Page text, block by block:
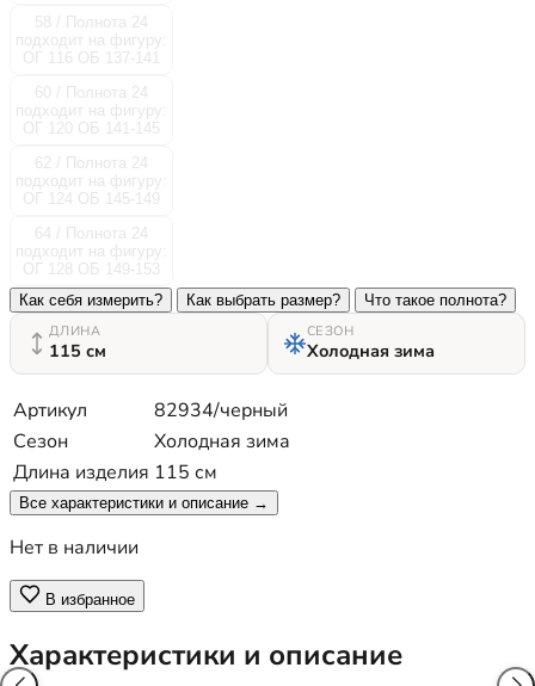
58 / Полнота 24
подходит на фигуру:
ОГ 116 ОБ 137-141
60 / Полнота 24
подходит на фигуру:
ОГ 120 ОБ 141-145
62 / Полнота 24
подходит на фигуру:
ОГ 124 ОБ 145-149
64 / Полнота 24
подходит на фигуру:
ОГ 128 ОБ 149-153
Как себя измерить?
Как выбрать размер?
Что такое полнота?
ДЛИНА
115 см
СЕЗОН
Холодная зима
Артикул
82934/черный
Сезон
Холодная зима
Длина изделия 115 см
Все характеристики и описание →
Нет в наличии
В избранное
Характеристики и описание